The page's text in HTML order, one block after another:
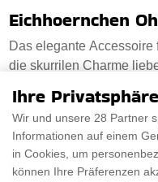
Eichhoernchen
Das elegante
die skurrilen Charme
PRÜFEN SIE ES AUS
Ihre
Wir und unsere 28 Partner
Informationen auf einem
in Cookies, um
können Ihre Präferenzen